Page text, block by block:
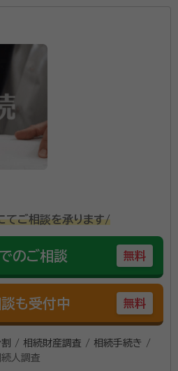
士
開業
期：2025/11
ても分かり易かった。
新庄本町に立地し、相続・遺
務を展開。これまで多くの実績
を実施。また、相続が既に開
関係図や遺産分割協議書の作成
相続財産の分割支援を行いま
税申告なども行ってくれるの
地建物取引士、ＡＦＰ、賃貸不動産経営
日本ＦＰ協会富山支部
てご相談を承ります/
のご相談 無料
も受付中 無料
/ 相続財産調査 / 相続手続き /
人調査